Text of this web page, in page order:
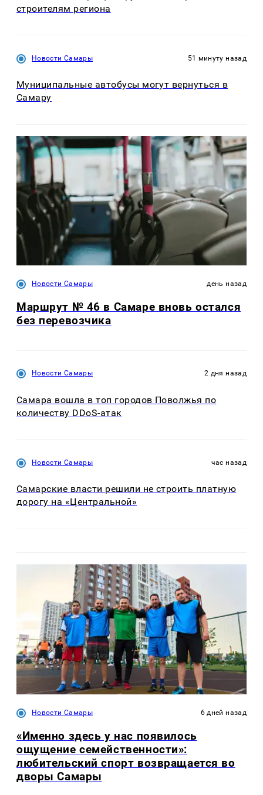
строителям региона
Новости Самары 51 минуту назад
Муниципальные автобусы могут вернуться в
Самару
Новости Самары день назад
Маршрут № 46 в Самаре вновь остался
без перевозчика
Новости Самары 2 дня назад
Самара вошла в топ городов Поволжья по
количеству DDoS-атак
Новости Самары час назад
Самарские власти решили не строить платную
дорогу на «Центральной»
Новости Самары 6 дней назад
«Именно здесь у нас появилось
ощущение семейственности»:
любительский спорт возвращается во
дворы Самары